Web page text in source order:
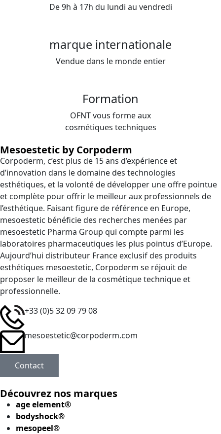
De 9h à 17h du lundi au vendredi
marque internationale
Vendue dans le monde entier
Formation
OFNT vous forme aux
cosmétiques techniques
Mesoestetic by Corpoderm
Corpoderm, c’est plus de 15 ans d’expérience et
d’innovation dans le domaine des technologies
esthétiques, et la volonté de développer une offre pointue
et complète pour offrir le meilleur aux professionnels de
l’esthétique. Faisant figure de référence en Europe,
mesoestetic bénéficie des recherches menées par
mesoestetic Pharma Group qui compte parmi les
laboratoires pharmaceutiques les plus pointus d’Europe.
Aujourd’hui distributeur France exclusif des produits
esthétiques mesoestetic, Corpoderm se réjouit de
proposer le meilleur de la cosmétique technique et
professionnelle.
+33 (0)5 32 09 79 08
mesoestetic@corpoderm.com
Contact
Découvrez nos marques
age element®
bodyshock®
mesopeel®